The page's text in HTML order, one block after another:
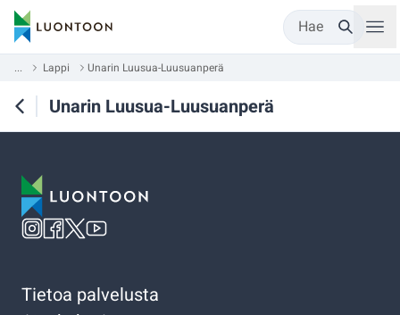
Hae
... Lappi Unarin Luusua-Luusuanperä
Unarin Luusua-Luusuanperä
Tietoa palvelusta